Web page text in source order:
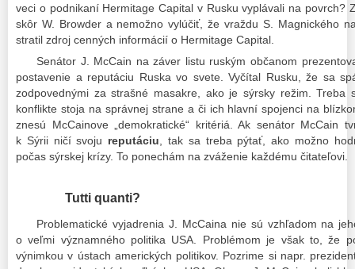
veci o podnikaní Hermitage Capital v Rusku vyplávali na povrch?
skôr W. Browder a nemožno vylúčiť, že vraždu S. Magnického
stratil zdroj cenných informácií o Hermitage Capital.
Senátor J. McCain na záver listu ruským občanom
postavenie a reputáciu Ruska vo svete. Vyčítal Rusku, že sa
zodpovednými za strašné masakre, ako je sýrsky režim. Treba
konflikte stoja na správnej strane a či ich hlavní spojenci na
znesú McCainove „demokratické“ kritériá. Ak senátor McCain
k Sýrii ničí svoju reputáciu , tak sa treba pýtať, ako možno
počas sýrskej krízy. To ponechám na zváženie každému čitateľovi.
Tutti quanti?
Problematické vyjadrenia J. McCaina nie sú vzhľadom na
o veľmi významného politika USA. Problémom je však to, že
výnimkou v ústach amerických politikov. Pozrime si napr.